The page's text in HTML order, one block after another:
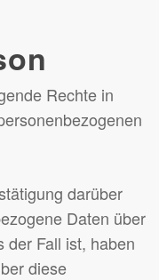
Rechte in
darüber
Daten über
der Fall ist, haben
diese